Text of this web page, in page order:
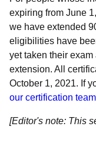
expiring from June
we have extended
eligibilities have
yet taken their
extension. All
October 1, 2021. If
our certification team
[Editor's note: This